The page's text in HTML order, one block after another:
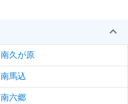
南久が原
南馬込
南六郷